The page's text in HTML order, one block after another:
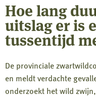
Hoe lang
uitslag er is
tussentijd
De provinciale
en meldt verdachte
onderzoekt het wild